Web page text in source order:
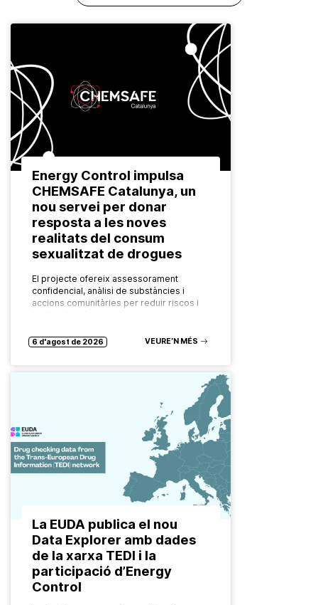
Energy Control impulsa
CHEMSAFE Catalunya, un
nou servei per donar
resposta a les noves
realitats del consum
sexualitzat de drogues
El projecte ofereix assessorament
confidencial, anàlisi de substàncies i
accions comunitàries per reduir riscos i
evolucionen constantment. També ho…
6 d'agost de 2026 VEURE’N MÉS
La EUDA publica el nou
Data Explorer amb dades
de la xarxa TEDI i la
participació d’Energy
Control